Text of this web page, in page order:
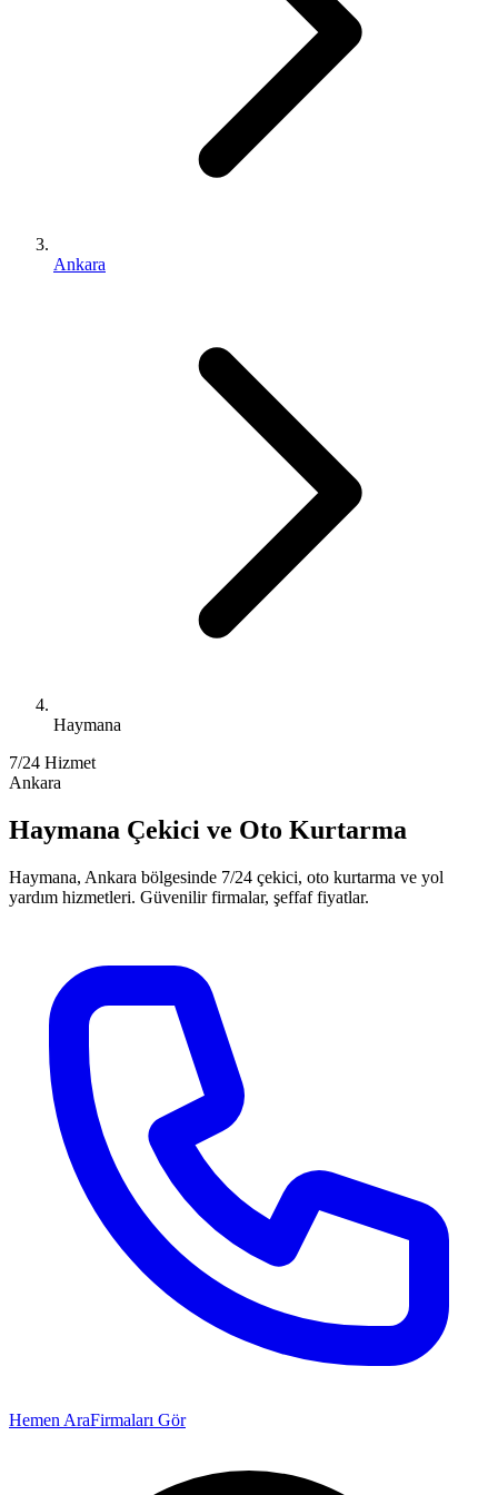
Ankara
Haymana
7/24 Hizmet
Ankara
Haymana Çekici ve Oto Kurtarma
Haymana, Ankara bölgesinde 7/24 çekici, oto kurtarma ve yol
yardım hizmetleri. Güvenilir firmalar, şeffaf fiyatlar.
Hemen AraFirmaları Gör